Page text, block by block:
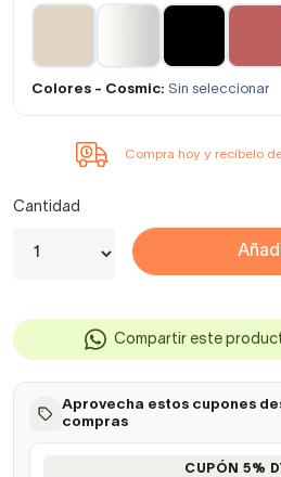
Colores - Cosmic: Sin seleccionar
Compra hoy y recíbelo
Cantidad
Compartir este
Aprovecha estos cupones
compras
CUPÓN 5%